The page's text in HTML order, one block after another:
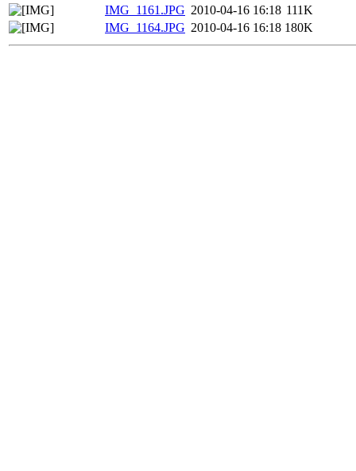
IMG_1161.JPG 2010-04-16 16:18 111K
IMG_1164.JPG 2010-04-16 16:18 180K